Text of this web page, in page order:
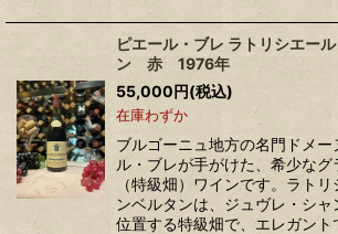
ピエール・ブレ ラトリシエー
ン 赤 1976年
55,000円(税込)
在庫わずか
ブルゴーニュ地方の名門ドメー
ル・ブレが手がけた、希少なグ
（特級畑）ワインです。ラト
ンベルタンは、ジュヴレ・シャ
位置する特級畑で、エレガン